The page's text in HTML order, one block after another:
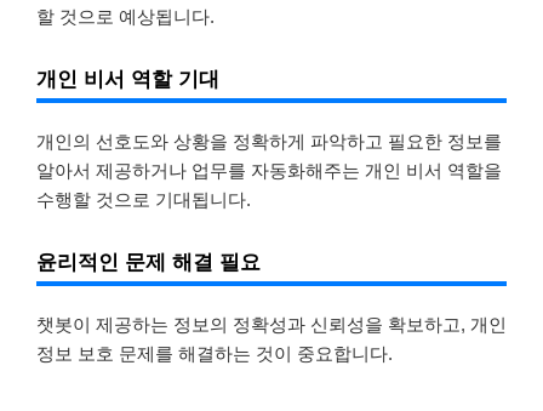
할 것으로 예상됩니다.
개인 비서 역할 기대
개인의 선호도와 상황을 정확하게 파악하고 필요한 정보를
알아서 제공하거나 업무를 자동화해주는 개인 비서 역할을
수행할 것으로 기대됩니다.
윤리적인 문제 해결 필요
챗봇이 제공하는 정보의 정확성과 신뢰성을 확보하고, 개인
정보 보호 문제를 해결하는 것이 중요합니다.